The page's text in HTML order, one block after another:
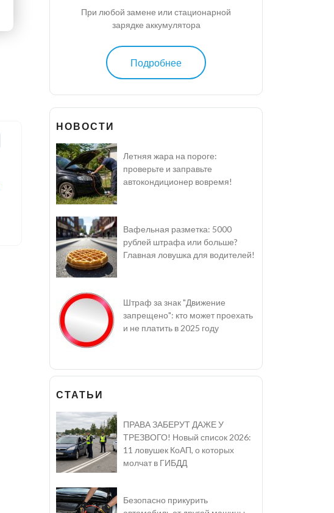
При любой замене или стационарной
зарядке аккумулятора
Подробнее
НОВОСТИ
Летняя жара на пороге:
проверьте и заправьте
автокондиционер вовремя!
Вафельная разметка: 5000
рублей штрафа или больше?
Главная ловушка для водителей!
Штраф за знак "Движение
запрещено": кто может проехать
и не платить в 2025 году
СТАТЬИ
ПРАВА ЗАБЕРУТ ДАЖЕ У
ТРЕЗВОГО! Новый список 2026:
11 ловушек КоАП, о которых
молчат в ГИБДД
Безопасно прикурить